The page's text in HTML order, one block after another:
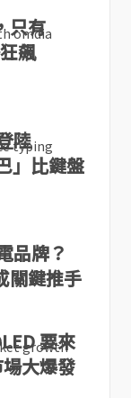
只有
飆
陸
」比鍵盤
品牌？
關鍵推手
要來
大爆發